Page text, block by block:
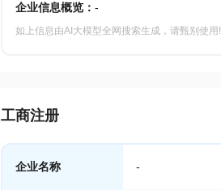
企业信息概览： -
如上信息由AI大模型全网搜索生成，请甄别使用!
工商注册
企业名称 -